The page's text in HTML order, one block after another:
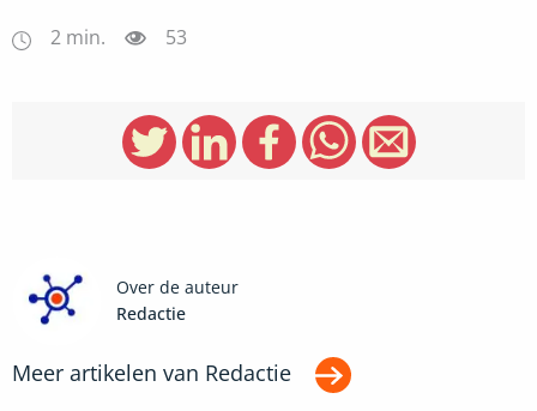
2 min. 53
Over de auteur
Redactie
Meer artikelen van Redactie